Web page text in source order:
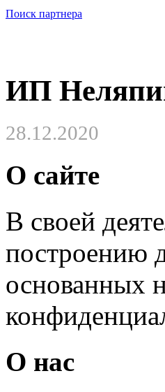
Поиск партнера
ИП
28.12.2020
О сайте
В своей
построению
основанных
О нас